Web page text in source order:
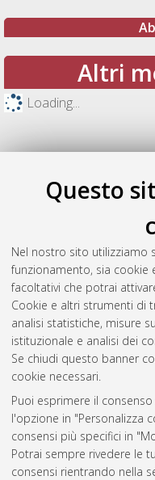
Questo
Nel nostro sito utilizziamo
funzionamento, sia
facoltativi che potrai
Cookie e altri strumenti di
analisi statistiche, misure
istituzionale e analisi dei
Se chiudi questo banner
cookie necessari.
Puoi esprimere il
l'opzione in "Personalizza
consensi più specifici in
Potrai sempre rivedere le
consensi rientrando nella
Altri
Loading...
Atom
Rss 1.0
Rss 2.0